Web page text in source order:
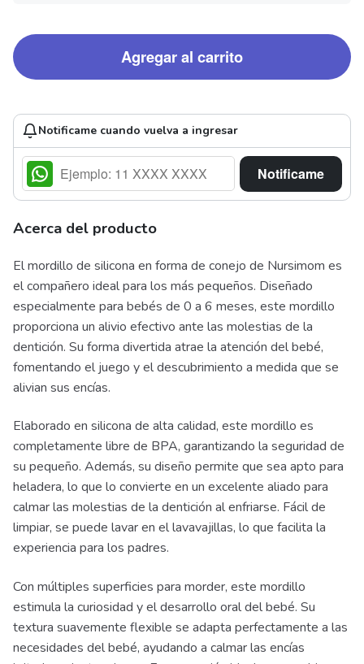
Agregar al carrito
Notificame cuando vuelva a ingresar
Notificame
Acerca del producto
El mordillo de silicona en forma de conejo de Nursimom es
el compañero ideal para los más pequeños. Diseñado
especialmente para bebés de 0 a 6 meses, este mordillo
proporciona un alivio efectivo ante las molestias de la
dentición. Su forma divertida atrae la atención del bebé,
fomentando el juego y el descubrimiento a medida que se
alivian sus encías.
Elaborado en silicona de alta calidad, este mordillo es
completamente libre de BPA, garantizando la seguridad de
su pequeño. Además, su diseño permite que sea apto para
heladera, lo que lo convierte en un excelente aliado para
calmar las molestias de la dentición al enfriarse. Fácil de
limpiar, se puede lavar en el lavavajillas, lo que facilita la
experiencia para los padres.
Con múltiples superficies para morder, este mordillo
estimula la curiosidad y el desarrollo oral del bebé. Su
textura suavemente flexible se adapta perfectamente a las
necesidades del bebé, ayudando a calmar las encías